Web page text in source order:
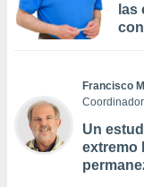
las
Francisco
Un
extremo